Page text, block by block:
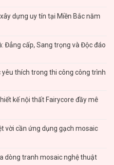
dựng uy tín tại Miền Bắc năm
Đẳng cấp, Sang trọng và Độc đáo
yêu thích trong thi công công trình
kế nội thất Fairycore đầy mê
vời cần ứng dụng gạch mosaic
dòng tranh mosaic nghệ thuật